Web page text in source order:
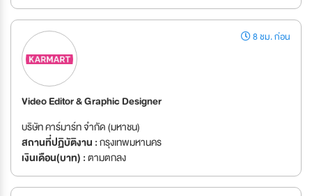
8 ชม. ก่อน
Video Editor & Graphic Designer
บริษัท คาร์มาร์ท จำกัด (มหาชน)
สถานที่ปฏิบัติงาน :กรุงเทพมหานคร
เงินเดือน(บาท) :ตามตกลง